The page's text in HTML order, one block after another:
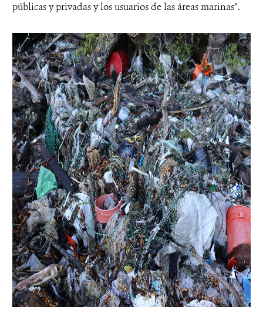
públicas y privadas y los usuarios de las áreas marinas”.